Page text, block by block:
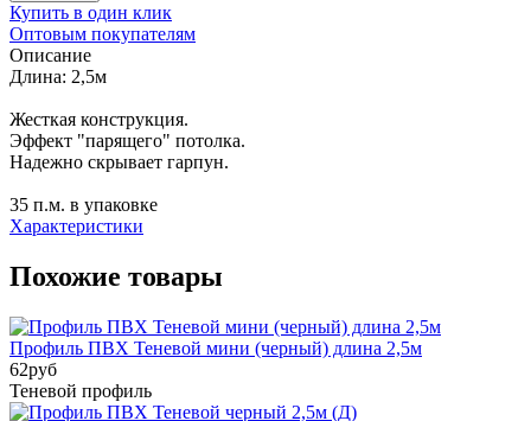
Купить в один клик
Оптовым покупателям
Описание
Длина: 2,5м
Жесткая конструкция.
Эффект "парящего" потолка.
Надежно скрывает гарпун.
35 п.м. в упаковке
Характеристики
Похожие товары
Профиль ПВХ Теневой мини (черный) длина 2,5м
62руб
Теневой профиль